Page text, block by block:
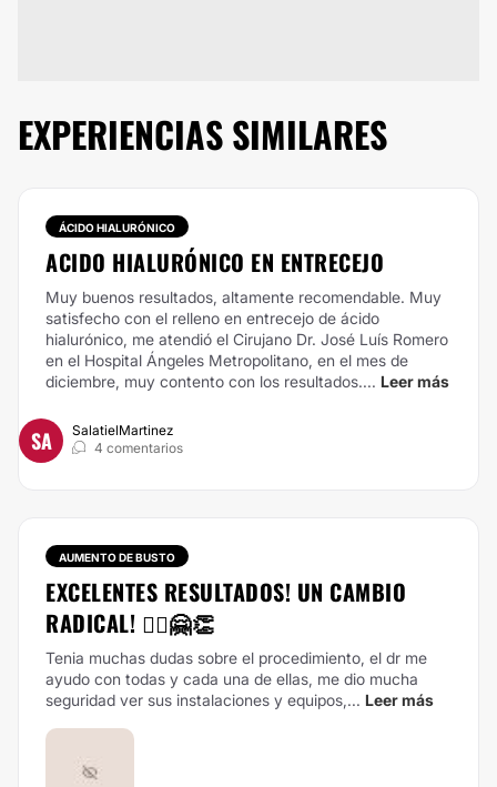
EXPERIENCIAS SIMILARES
ÁCIDO HIALURÓNICO
ACIDO HIALURÓNICO EN ENTRECEJO
Muy buenos resultados, altamente recomendable. Muy
satisfecho con el relleno en entrecejo de ácido
hialurónico, me atendió el Cirujano Dr. José Luís Romero
en el Hospital Ángeles Metropolitano, en el mes de
diciembre, muy contento con los resultados.... Leer más
SA
SalatielMartinez
4 comentarios
AUMENTO DE BUSTO
EXCELENTES RESULTADOS! UN CAMBIO
RADICAL! 🙋‍♀️🤗👏
Tenia muchas dudas sobre el procedimiento, el dr me
ayudo con todas y cada una de ellas, me dio mucha
seguridad ver sus instalaciones y equipos,... Leer más